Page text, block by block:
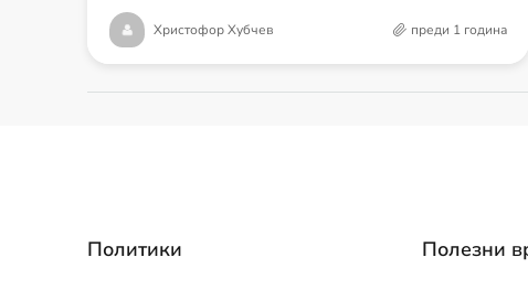
Христофор Хубчев преди 1 година
Политики Полезни